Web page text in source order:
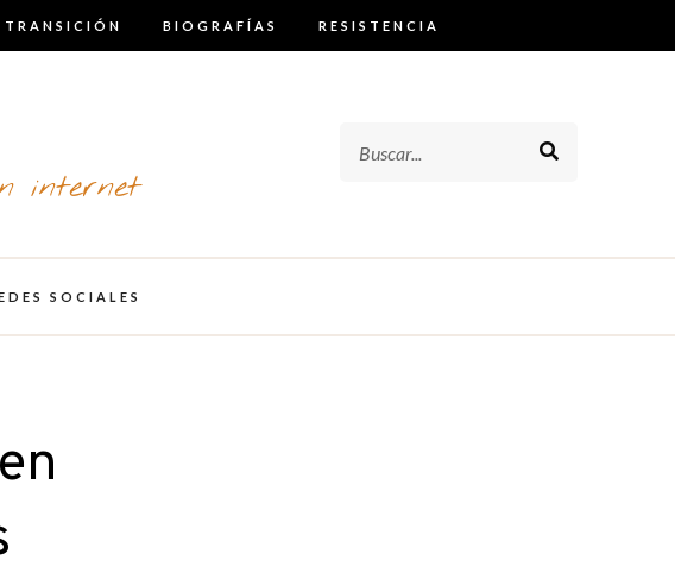
TRANSICIÓN BIOGRAFÍAS RESISTENCIA
internet
SOCIALES